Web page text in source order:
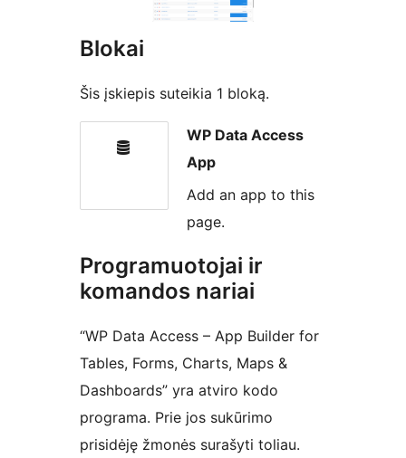
Blokai
Šis įskiepis suteikia 1 bloką.
WP Data Access
App
Add an app to this
page.
Programuotojai ir
komandos nariai
“WP Data Access – App Builder for
Tables, Forms, Charts, Maps &
Dashboards” yra atviro kodo
programa. Prie jos sukūrimo
prisidėję žmonės surašyti toliau.